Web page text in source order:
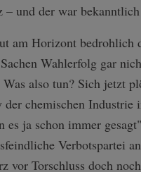
– und der war
am Horizont bedrohlich
Wahlerfolg gar
Was also tun? Sich jetzt
chemischen Industrie
es ja schon immer
Verbotspartei
vor Torschluss doch